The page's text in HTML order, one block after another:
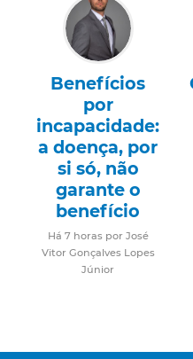
Benefícios
por
incapacidade:
a doença, por
si só, não
garante o
benefício
Há 7 horas por José
Vitor Gonçalves Lopes
Júnior